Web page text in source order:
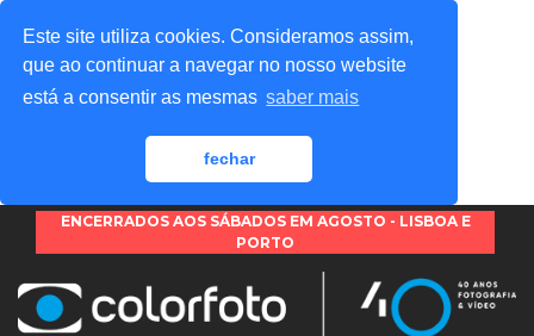
Este site utiliza cookies. Consideramos assim,
que ao continuar a navegar no nosso website
está a consentir as mesmas saber mais
fechar
ENCERRADOS AOS SÁBADOS EM AGOSTO - LISBOA E
PORTO